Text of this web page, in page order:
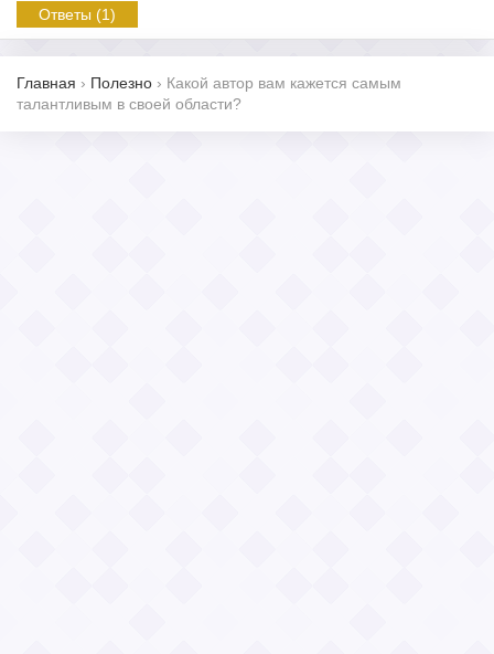
Ответы (1)
Главная › Полезно › Какой автор вам кажется самым
талантливым в своей области?